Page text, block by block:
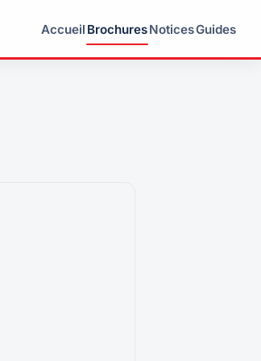
Accueil BrochuresNoticesGuides